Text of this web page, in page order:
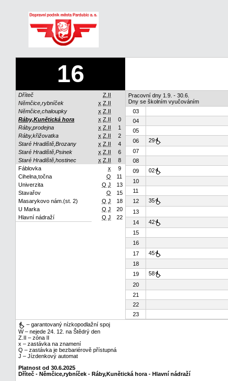
16
Dříteč
Z.II
Němčice,rybníček
x Z.II
Němčice,chaloupky
x Z.II
Ráby,Kunětická hora
x Z.II
0
Ráby,prodejna
x Z.II
1
Ráby,křižovatka
x Z.II
2
Staré Hradiště,Brozany
x Z.II
4
Staré Hradiště,Psinek
x Z.II
6
Staré Hradiště,hostinec
x Z.II
8
Fáblovka
x
9
Cihelna,točna
Q
11
Univerzita
Q J
13
Stavařov
Q
15
Masarykovo nám.(st. 2)
Q J
18
U Marka
Q J
20
Hlavní nádraží
Q J 22
Pracovní dny 1.9. - 30.6.
Dny se školním vyučováním
03
04
05
06
29
07
08
09
02
10
11
12
35
13
14
42
15
16
17
45
18
19
58
20
21
22
23
– garantovaný nízkopodlažní spoj
W – nejede 24. 12. na Štědrý den
Z.II – zóna II
x – zastávka na znamení
Q – zastávka je bezbariérově přístupná
J – Jízdenkový automat
Platnost od 30.6.2025
Dříteč - Němčice,rybníček - Ráby,Kunětická hora - Hlavní nádraží